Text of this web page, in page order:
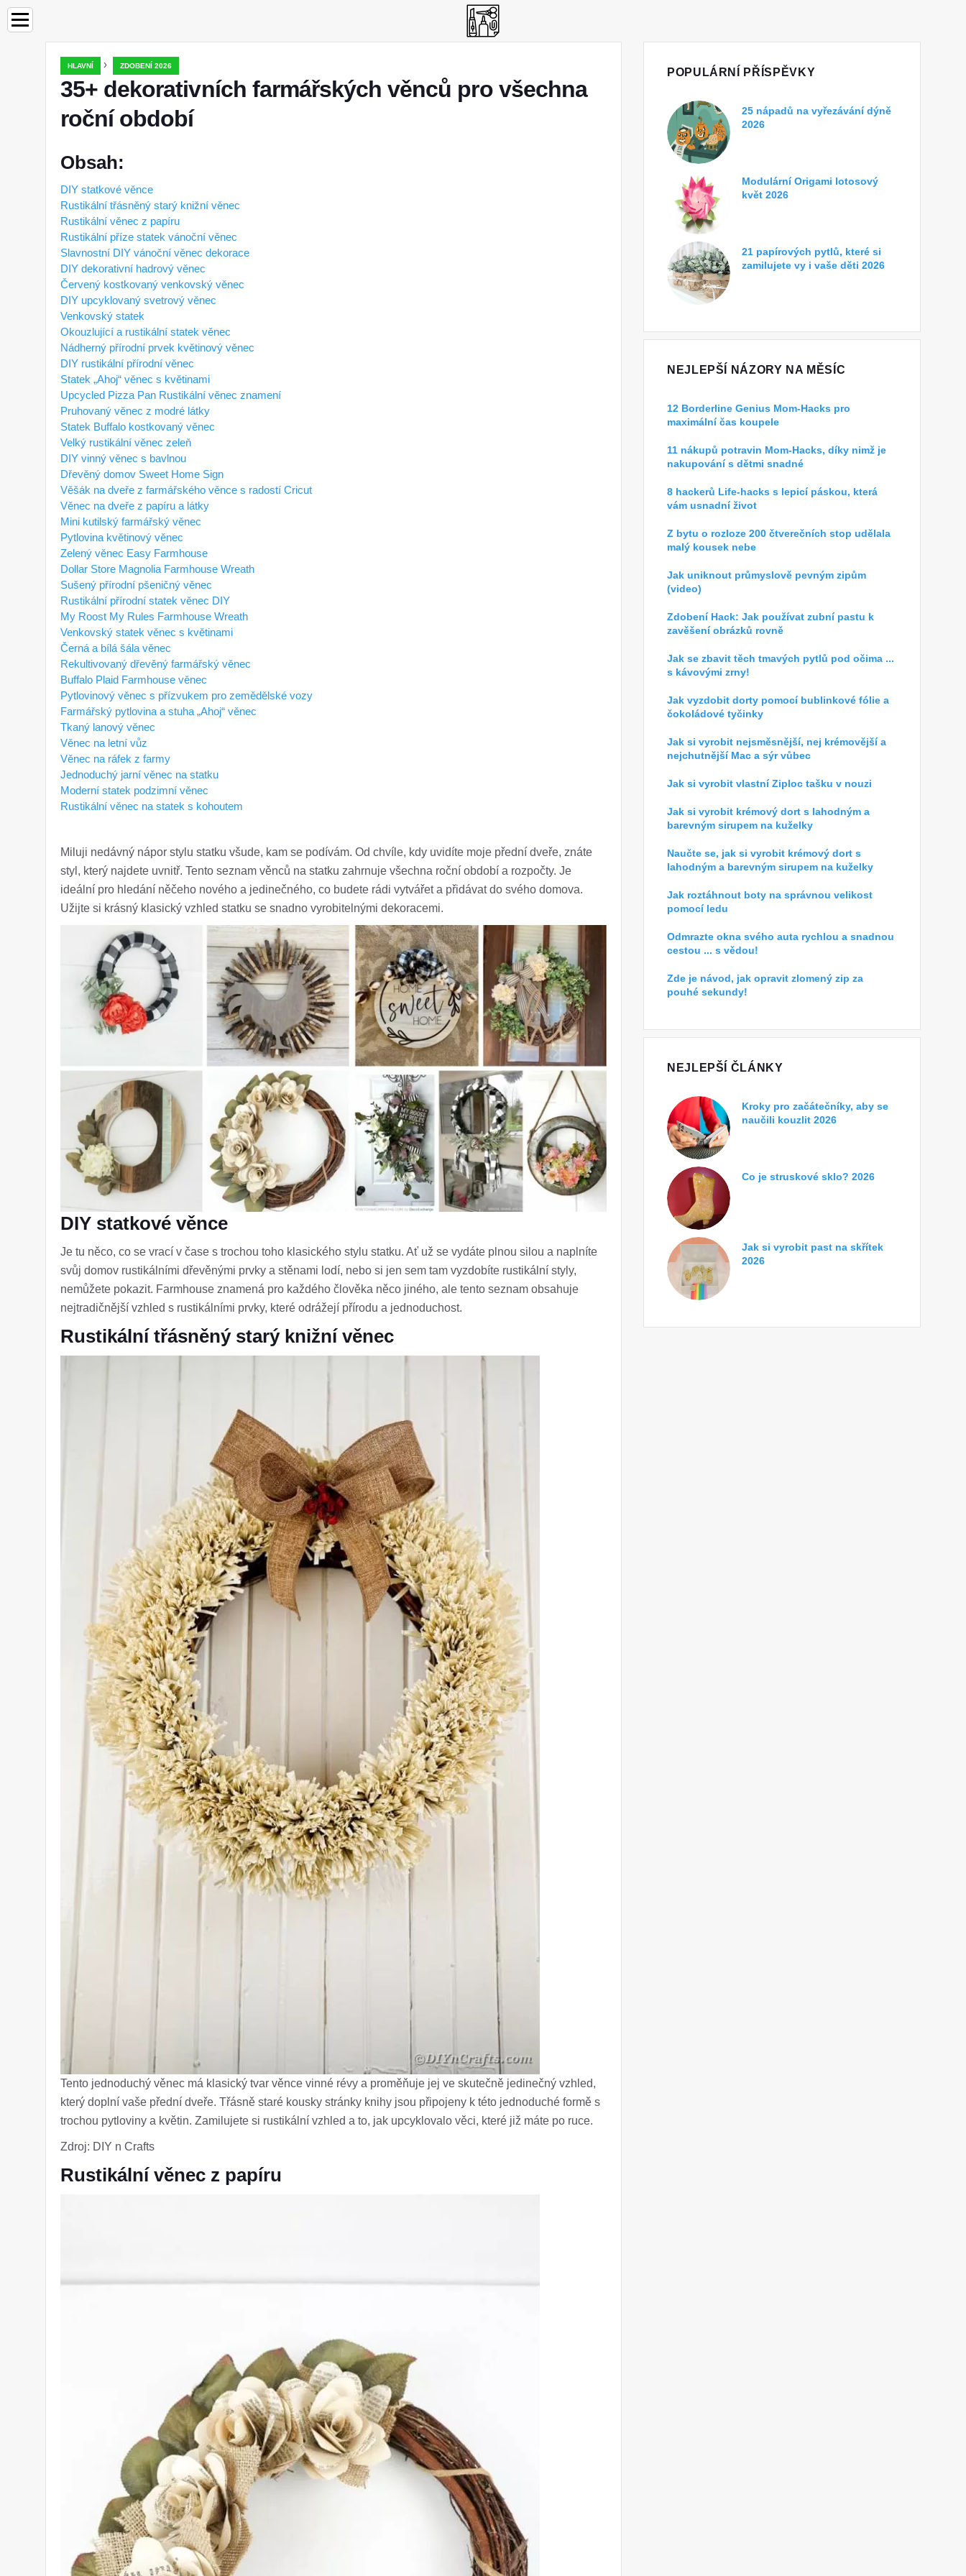
HLAVNÍ › ZDOBENÍ 2026
35+ dekorativních farmářských věnců pro všechna
roční období
Obsah:
DIY statkové věnce
Rustikální třásněný starý knižní věnec
Rustikální věnec z papíru
Rustikální příze statek vánoční věnec
Slavnostní DIY vánoční věnec dekorace
DIY dekorativní hadrový věnec
Červený kostkovaný venkovský věnec
DIY upcyklovaný svetrový věnec
Venkovský statek
Okouzlující a rustikální statek věnec
Nádherný přírodní prvek květinový věnec
DIY rustikální přírodní věnec
Statek „Ahoj“ věnec s květinami
Upcycled Pizza Pan Rustikální věnec znamení
Pruhovaný věnec z modré látky
Statek Buffalo kostkovaný věnec
Velký rustikální věnec zeleň
DIY vinný věnec s bavlnou
Dřevěný domov Sweet Home Sign
Věšák na dveře z farmářského věnce s radostí Cricut
Věnec na dveře z papíru a látky
Mini kutilský farmářský věnec
Pytlovina květinový věnec
Zelený věnec Easy Farmhouse
Dollar Store Magnolia Farmhouse Wreath
Sušený přírodní pšeničný věnec
Rustikální přírodní statek věnec DIY
My Roost My Rules Farmhouse Wreath
Venkovský statek věnec s květinami
Černá a bílá šála věnec
Rekultivovaný dřevěný farmářský věnec
Buffalo Plaid Farmhouse věnec
Pytlovinový věnec s přízvukem pro zemědělské vozy
Farmářský pytlovina a stuha „Ahoj“ věnec
Tkaný lanový věnec
Věnec na letní vůz
Věnec na ráfek z farmy
Jednoduchý jarní věnec na statku
Moderní statek podzimní věnec
Rustikální věnec na statek s kohoutem
Miluji nedávný nápor stylu statku všude, kam se podívám. Od chvíle, kdy uvidíte moje přední dveře, znáte
styl, který najdete uvnitř. Tento seznam věnců na statku zahrnuje všechna roční období a rozpočty. Je
ideální pro hledání něčeho nového a jedinečného, ​​co budete rádi vytvářet a přidávat do svého domova.
Užijte si krásný klasický vzhled statku se snadno vyrobitelnými dekoracemi.
DIY statkové věnce
Je tu něco, co se vrací v čase s trochou toho klasického stylu statku. Ať už se vydáte plnou silou a naplníte
svůj domov rustikálními dřevěnými prvky a stěnami lodí, nebo si jen sem tam vyzdobíte rustikální styly,
nemůžete pokazit. Farmhouse znamená pro každého člověka něco jiného, ​​ale tento seznam obsahuje
nejtradičnější vzhled s rustikálními prvky, které odrážejí přírodu a jednoduchost.
Rustikální třásněný starý knižní věnec
Tento jednoduchý věnec má klasický tvar věnce vinné révy a proměňuje jej ve skutečně jedinečný vzhled,
který doplní vaše přední dveře. Třásně staré kousky stránky knihy jsou připojeny k této jednoduché formě s
trochou pytloviny a květin. Zamilujete si rustikální vzhled a to, jak upcyklovalo věci, které již máte po ruce.
Zdroj: DIY n Crafts
Rustikální věnec z papíru
POPULÁRNÍ PŘÍSPĚVKY
25 nápadů na vyřezávání dýně
2026
Modulární Origami lotosový
květ 2026
21 papírových pytlů, které si
zamilujete vy i vaše děti 2026
NEJLEPŠÍ NÁZORY NA MĚSÍC
12 Borderline Genius Mom-Hacks pro
maximální čas koupele
11 nákupů potravin Mom-Hacks, díky nimž je
nakupování s dětmi snadné
8 hackerů Life-hacks s lepicí páskou, která
vám usnadní život
Z bytu o rozloze 200 čtverečních stop udělala
malý kousek nebe
Jak uniknout průmyslově pevným zipům
(video)
Zdobení Hack: Jak používat zubní pastu k
zavěšení obrázků rovně
Jak se zbavit těch tmavých pytlů pod očima ...
s kávovými zrny!
Jak vyzdobit dorty pomocí bublinkové fólie a
čokoládové tyčinky
Jak si vyrobit nejsměsnější, nej krémovější a
nejchutnější Mac a sýr vůbec
Jak si vyrobit vlastní Ziploc tašku v nouzi
Jak si vyrobit krémový dort s lahodným a
barevným sirupem na kuželky
Naučte se, jak si vyrobit krémový dort s
lahodným a barevným sirupem na kuželky
Jak roztáhnout boty na správnou velikost
pomocí ledu
Odmrazte okna svého auta rychlou a snadnou
cestou ... s vědou!
Zde je návod, jak opravit zlomený zip za
pouhé sekundy!
NEJLEPŠÍ ČLÁNKY
Kroky pro začátečníky, aby se
naučili kouzlit 2026
Co je struskové sklo? 2026
Jak si vyrobit past na skřítek
2026